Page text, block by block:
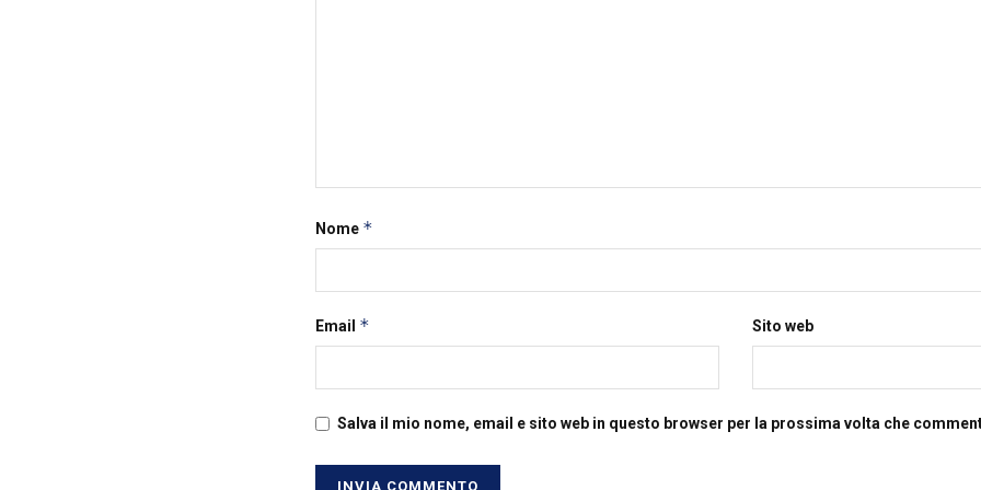
Nome *
Email * Sito web
Salva il mio nome, email e sito web in questo browser per la prossima volta che